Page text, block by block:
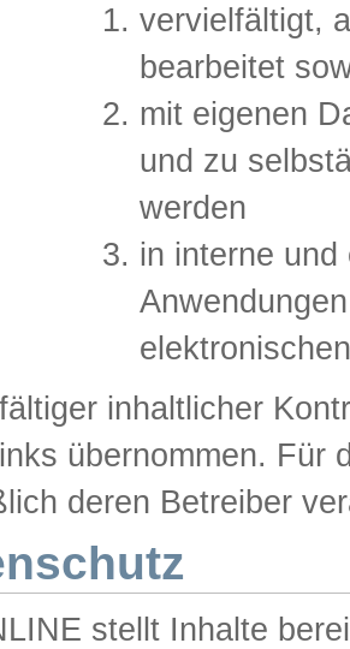
vervielfältigt,
bearbeitet
mit eigenen
und zu
werden
in interne
inhaltlicher
übernommen. Für
deren Betreiber
stellt Inhalte